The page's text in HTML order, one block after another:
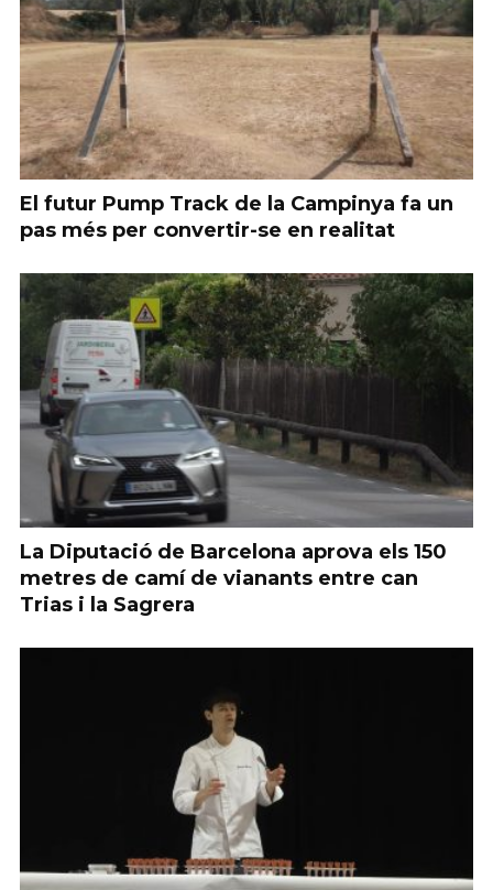
El futur Pump Track de la Campinya fa un
pas més per convertir-se en realitat
La Diputació de Barcelona aprova els 150
metres de camí de vianants entre can
Trias i la Sagrera